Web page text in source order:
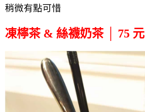
稍微有點可惜
凍檸茶 & 絲襪奶茶 │ 75 元